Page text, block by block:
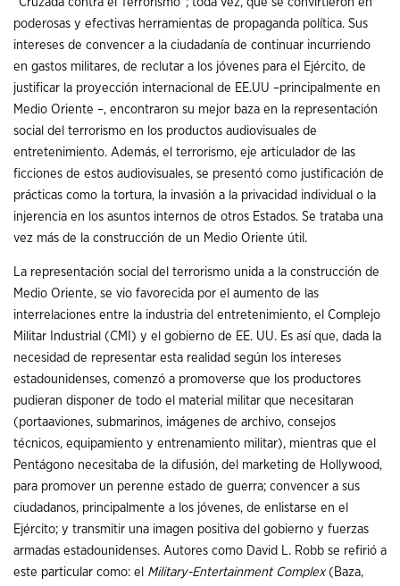
poderosas y efectivas herramientas de propaganda política. Sus
intereses de convencer a la ciudadanía de continuar incurriendo
en gastos militares, de reclutar a los jóvenes para el Ejército, de
justificar la proyección internacional de EE.UU –principalmente en
Medio Oriente –, encontraron su mejor baza en la representación
social del terrorismo en los productos audiovisuales de
entretenimiento. Además, el terrorismo, eje articulador de las
ficciones de estos audiovisuales, se presentó como justificación de
prácticas como la tortura, la invasión a la privacidad individual o la
injerencia en los asuntos internos de otros Estados. Se trataba una
vez más de la construcción de un Medio Oriente útil.
La representación social del terrorismo unida a la construcción de
Medio Oriente, se vio favorecida por el aumento de las
interrelaciones entre la industria del entretenimiento, el Complejo
Militar Industrial (CMI) y el gobierno de EE. UU. Es así que, dada la
necesidad de representar esta realidad según los intereses
estadounidenses, comenzó a promoverse que los productores
pudieran disponer de todo el material militar que necesitaran
(portaaviones, submarinos, imágenes de archivo, consejos
técnicos, equipamiento y entrenamiento militar), mientras que el
Pentágono necesitaba de la difusión, del marketing de Hollywood,
para promover un perenne estado de guerra; convencer a sus
ciudadanos, principalmente a los jóvenes, de enlistarse en el
Ejército; y transmitir una imagen positiva del gobierno y fuerzas
armadas estadounidenses. Autores como David L. Robb se refirió a
este particular como: el Military-Entertainment Complex(Baza,